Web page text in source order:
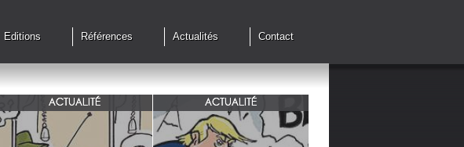
Editions Références Actualités Contact
ACTUALITÉ
Qu'en est il des accords de cessez
le feu?
ACTUALITÉ
G7 à Evian, Trump, une fois de
plus ,s'en prend aux européens.